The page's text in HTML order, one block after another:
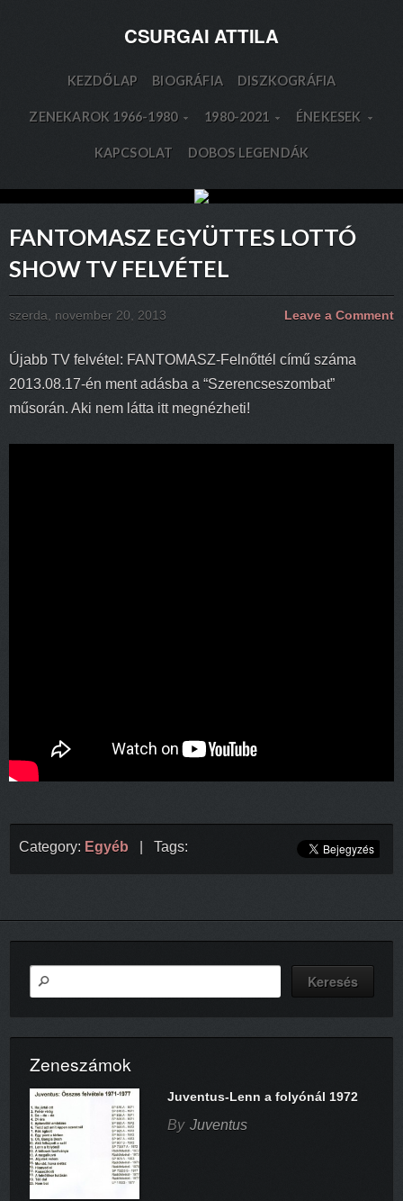
CSURGAI ATTILA
KEZDŐLAP BIOGRÁFIA DISZKOGRÁFIA
ZENEKAROK 1966-1980 1980-2021 ÉNEKESEK
KAPCSOLAT DOBOS LEGENDÁK
FANTOMASZ EGYÜTTES LOTTÓ
SHOW TV FELVÉTEL
szerda, november 20, 2013 Leave a Comment
Újabb TV felvétel: FANTOMASZ-Felnőttél című száma
2013.08.17-én ment adásba a “Szerencseszombat”
műsorán. Aki nem látta itt megnézheti!
Category: Egyéb | Tags:
Zeneszámok
Juventus-Lenn a folyónál 1972
By Juventus